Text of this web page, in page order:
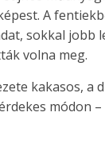
A
sokkal
volna meg.
kakasos,
módon –